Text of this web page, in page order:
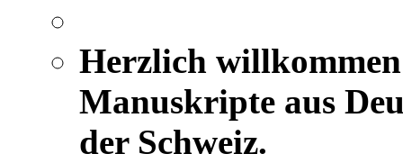
Herzlich
Manuskripte aus
der Schweiz.